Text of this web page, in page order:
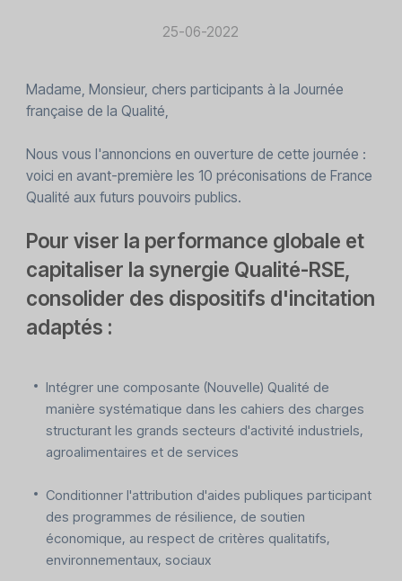
25-06-2022
Madame, Monsieur, chers participants à la Journée
française de la Qualité,
Nous vous l'annoncions en ouverture de cette journée :
voici en avant-première les 10 préconisations de France
Qualité aux futurs pouvoirs publics.
Pour viser la performance globale et
capitaliser la synergie Qualité-RSE,
consolider des dispositifs d'incitation
adaptés :
Intégrer une composante (Nouvelle) Qualité de
manière systématique dans les cahiers des charges
structurant les grands secteurs d'activité industriels,
agroalimentaires et de services
Conditionner l'attribution d'aides publiques participant
des programmes de résilience, de soutien
économique, au respect de critères qualitatifs,
environnementaux, sociaux